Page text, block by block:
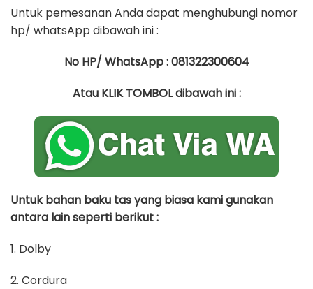
Untuk pemesanan Anda dapat menghubungi nomor
hp/ whatsApp dibawah ini :
No HP/ WhatsApp : 081322300604
Atau KLIK TOMBOL dibawah ini :
Untuk bahan baku tas yang biasa kami gunakan
antara lain seperti berikut :
1. Dolby
2. Cordura